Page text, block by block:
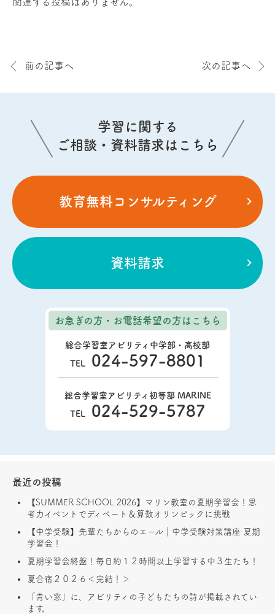
前の記事へ 次の記事へ
学習に関する
ご相談・資料請求はこちら
教育無料コンサルティング
資料請求
お急ぎの方・お電話希望の方はこちら
総合学習室アビリティ中学部・高校部
TEL 024-597-8801
総合学習室アビリティ初等部 MARINE
TEL 024-529-5787
最近の投稿
【SUMMER SCHOOL 2026】マリン教室の夏期学習会！思
考力イベントでディベート＆算数オリンピックに挑戦
【中学受験】先輩たちからのエール｜中学受験対策講座 夏期
学習会！
夏期学習会終盤！毎日約１２時間以上学習する中３生たち！
夏合宿２０２６＜完結！＞
「青い窓」に、アビリティの子どもたちの詩が掲載されてい
ます。